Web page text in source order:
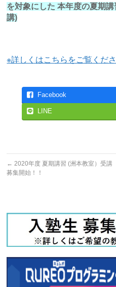
を対象にした 本年度の夏期
講)
※詳しくはこちらをご覧くださ
Facebook
LINE
← 2020年度 夏期講習 (洲本教室）受講
募集開始！！